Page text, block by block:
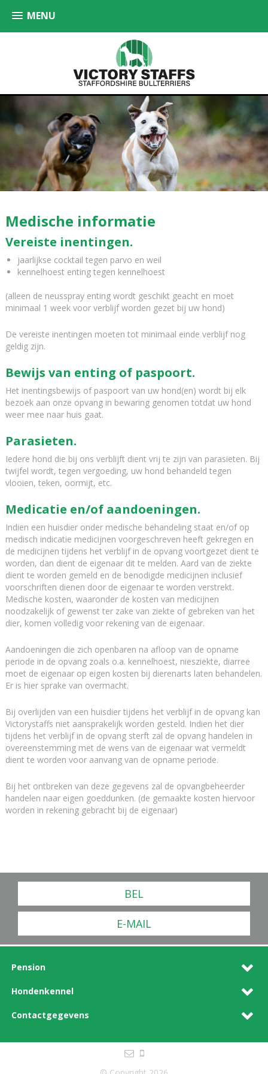
MENU
Medische informatie
Vereiste inentingen.
jaarlijkse cocktail tegen parvo en weil
kennelhoest enting tegen kennelhoest
(alleen de neusspray enting wordt geschikt geacht en moet
minimaal 1 week voor verblijf worden gezet bij uw hond)
De vereiste inentingen moeten tot minimaal einde verblijf nog
geldig zijn.
Bewijs van enting of paspoort.
Het inentingsbewijs of paspoort van uw hond(en) wordt bij elk
bezoek aan onze opvang in bewaring genomen totdat uw hond
weer mee naar huis gaat.
Parasieten.
Iedere hond die bij ons verblijft dient vrij te zijn van parasieten. Bij
twijfel wordt, tegen vergoeding, uw hond behandeld tegen
vlooien, teken, oormijt, etc.
Medicatie en/of aandoeningen.
Indien een huisdier onder medische behandeling staat en/of op
medisch indicatie medicijnen voorgeschreven heeft gekregen en
de medicijnen tijdens het verblijf in de opvang voortgezet dient te
worden, dan dient de eigenaar dit te melden. Aard van de ziekte
dient te worden gemeld en de benodigde medicijnen inclusief
voorschriften dienen door de eigenaar te worden verstrekt.
Medische kosten, waaronder de kosten van medicijnen
noodzakelijk of gewenst ter zake van ziekte of gebreken van het
dier, komen volledig voor rekening van de eigenaar.
Aandoeningen die zich openbaren na afloop van de opname
periode in de opvang zoals o.a. kennelhoest, niesziekte, diarree
moet de eigenaar op eigen kosten bij dierenarts laten behandelen.
Er is hier sprake van overmacht.
Bij overlijden van een huisdier tijdens het verblijf in de opvang kan
Victorystaffs niet aansprakelijk worden gesteld. Indien het dier
tijdens het verblijf in de opvang sterft zal de opvang handelen in
overeenstemming met de wens van de eigenaar wat vermeldt
dient te worden voor aanvang van de opname periode.
Bij het ontbreken van deze gegevens zal de opvangbeheerder
handelen naar eigen goeddunken. (de gemaakte kosten hiervoor
worden in rekening gebracht bij de eigenaar)
BEL
E-MAIL
Pension
Hondenkennel
Contactgegevens